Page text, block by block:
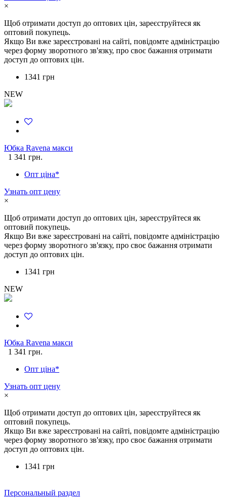
×
Щоб отримати доступ до оптових цін, зареєструйтеся як
оптовий покупець.
Якщо Ви вже зареєстровані на сайті, повідомте адміністрацію
через форму зворотного зв'язку, про своє бажання отримати
доступ до оптових цін.
1341 грн
NEW
Юбка Ravena макси
1 341 грн.
Опт ціна*
Узнать опт цену
×
Щоб отримати доступ до оптових цін, зареєструйтеся як
оптовий покупець.
Якщо Ви вже зареєстровані на сайті, повідомте адміністрацію
через форму зворотного зв'язку, про своє бажання отримати
доступ до оптових цін.
1341 грн
NEW
Юбка Ravena макси
1 341 грн.
Опт ціна*
Узнать опт цену
×
Щоб отримати доступ до оптових цін, зареєструйтеся як
оптовий покупець.
Якщо Ви вже зареєстровані на сайті, повідомте адміністрацію
через форму зворотного зв'язку, про своє бажання отримати
доступ до оптових цін.
1341 грн
Персональный раздел